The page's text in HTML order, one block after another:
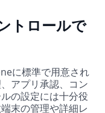
トロールで
に標準で用意され
アプリ承認、コン
の設定には十分役
末の管理や詳細レ